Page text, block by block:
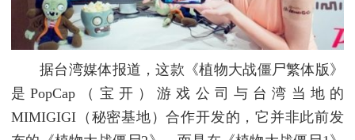
据台湾媒体报道，这款《植物大战僵尸繁体版》
是PopCap（宝开）游戏公司与台湾当地的
MIMIGIGI（秘密基地）合作开发的，它并非此前发